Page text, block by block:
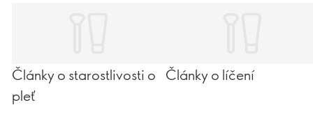
Články o starostlivosti o
pleť
Články o líčení